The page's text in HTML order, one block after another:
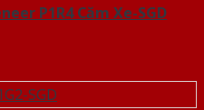
P1R4 Căm Xe-SGD